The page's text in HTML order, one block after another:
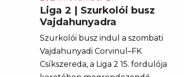
Liga 2 | Szurkolói busz
Vajdahunyadra
Szurkolói busz indul a szombati
Vajdahunyadi Corvinul–FK
Csíkszereda, a Liga 2 15. fordulója